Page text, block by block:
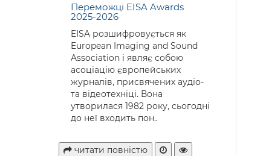
Переможці EISA Awards
2025-2026
EISA розшифровується як
European Imaging and Sound
Association і являє собою
асоціацію європейських
журналів, присвячених аудіо-
та відеотехніці. Вона
утворилася 1982 року, сьогодні
до неї входить пон..
читати повністю